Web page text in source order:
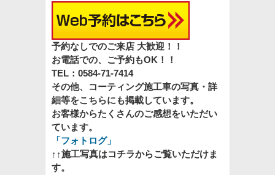
予約なしでのご来店 大歓迎！！
お電話での、ご予約もOK！！
TEL：0584-71-7414
その他、コーティング施工車の写真・詳
細等をこちらにも掲載しています。
お客様からたくさんのご感想をいただい
ています。
「フォトログ」
↑↑施工写真はコチラからご覧いただけま
す。